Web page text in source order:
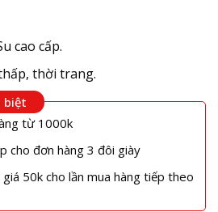
cao cấp.
thời trang.
biệt
từ 1000k
cho đơn hàng 3 đôi giày
50k cho lần mua hàng tiếp theo